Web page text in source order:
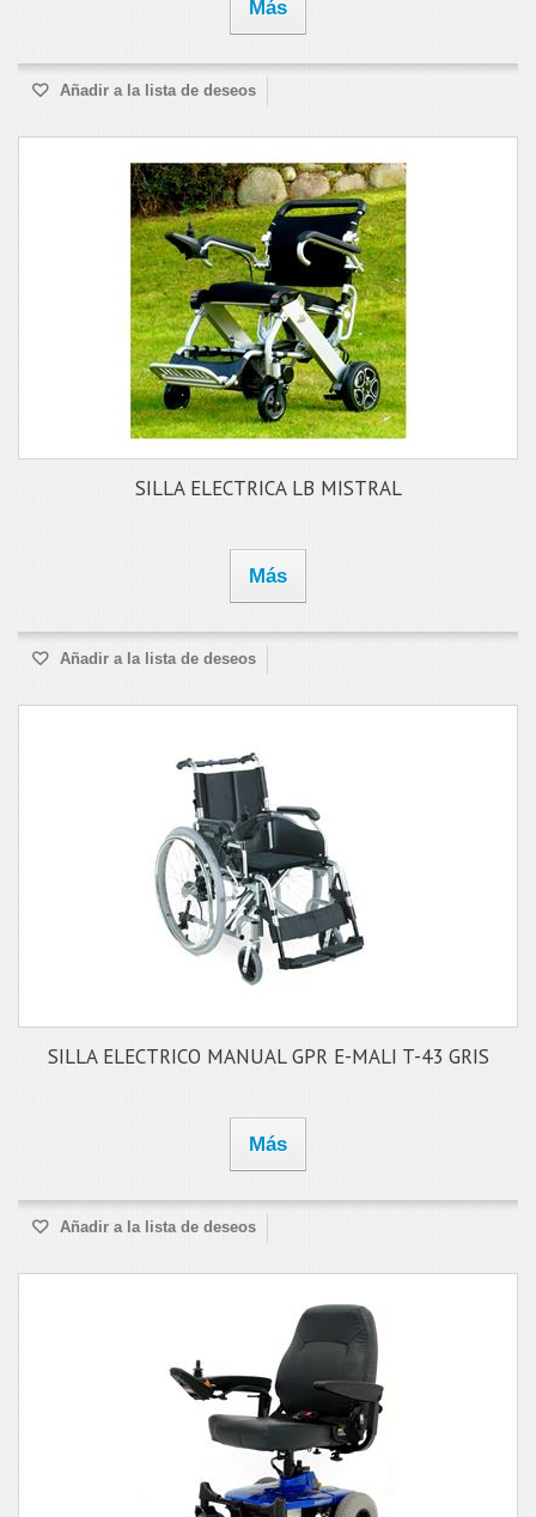
Más
Añadir a la lista de deseos
SILLA ELECTRICA LB MISTRAL
Más
Añadir a la lista de deseos
SILLA ELECTRICO MANUAL GPR E-MALI T-43 GRIS
Más
Añadir a la lista de deseos